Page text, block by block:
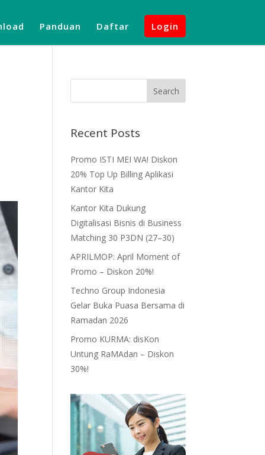
Panduan Daftar Login
Recent Posts
Promo ISTI MEI WA! Diskon
20% Top Up Billing Aplikasi
Kantor Kita
Kantor Kita Dukung
Digitalisasi Bisnis di Business
Matching 30 P3DN (27–30)
APRILMOP: April Moment of
Promo – Diskon 20%!
Techno Group Indonesia
Gelar Buka Puasa Bersama di
Ramadan 2026
Promo KURMA: disKon
Untung RaMAdan – Diskon
30%!